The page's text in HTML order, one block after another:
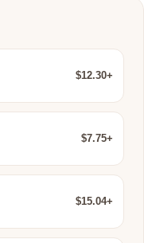
$12.30+
$7.75+
$15.04+